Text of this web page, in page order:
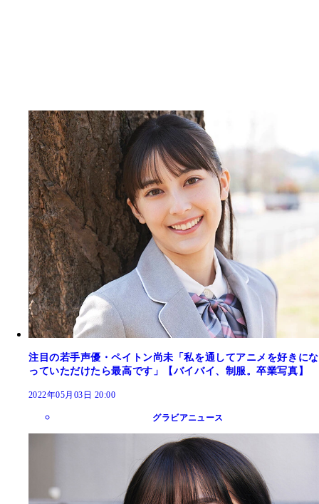
注目の若手声優・ペイトン尚未「私を通してアニメを好きにな
っていただけたら最高です」【バイバイ、制服。卒業写真】
2022年05月03日 20:00
グラビアニュース